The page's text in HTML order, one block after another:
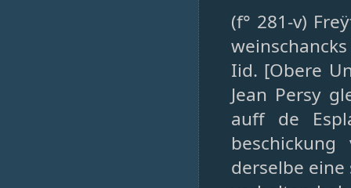
(f° 281-v)
weinschancks
Iid. [Obere
Jean Persy
auff de
derselbe